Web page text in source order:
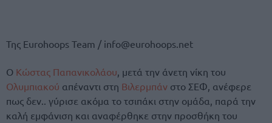
Της Eurohoops Team / info@eurohoops.net
Ο Κώστας Παπανικολάου, μετά την άνετη νίκη του
Ολυμπιακού απέναντι στη Βιλερμπάν στο ΣΕΦ, ανέφερε
πως δεν.. γύρισε ακόμα το τσιπάκι στην ομάδα, παρά την
καλή εμφάνιση και αναφέρθηκε στην προσθήκη του